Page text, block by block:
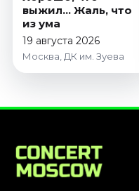
Октябрь 2026
Спорт
Август 2026
Август 2026
Сентябрь 2026
выжил... Жаль, что
из ума
19 августа 2026
Москва, ДК им. Зуева